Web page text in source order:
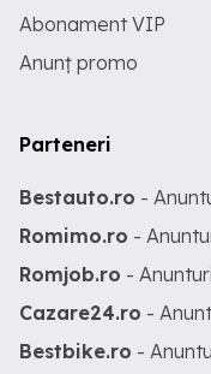
Abonament VIP
Anunț promo
Parteneri
Bestauto.ro -
Romimo.ro -
Romjob.ro -
Cazare24.ro -
Bestbike.ro -